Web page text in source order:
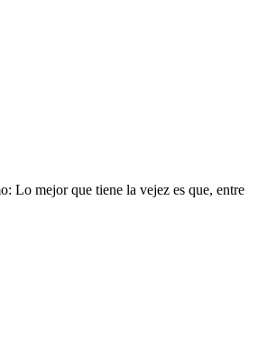
Lo mejor que tiene la vejez es que, entre